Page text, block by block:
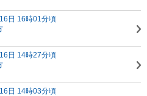
日 16時01分頃
日 14時27分頃
日 14時03分頃